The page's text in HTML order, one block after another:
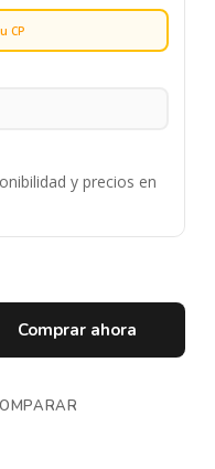
CP
y precios en
Comprar ahora